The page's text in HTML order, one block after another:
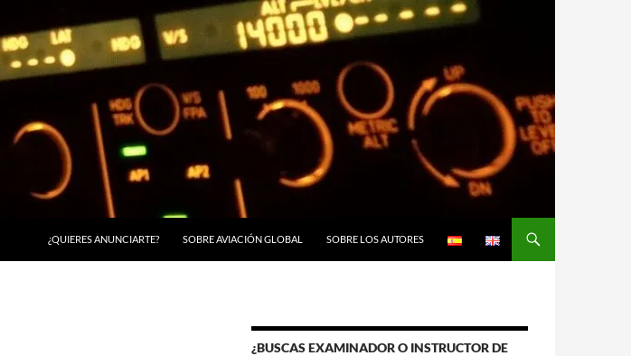
¿QUIERES ANUNCIARTE? SOBRE AVIACIÓN GLOBAL SOBRE LOS AUTORES
¿BUSCAS EXAMINADOR O INSTRUCTOR DE